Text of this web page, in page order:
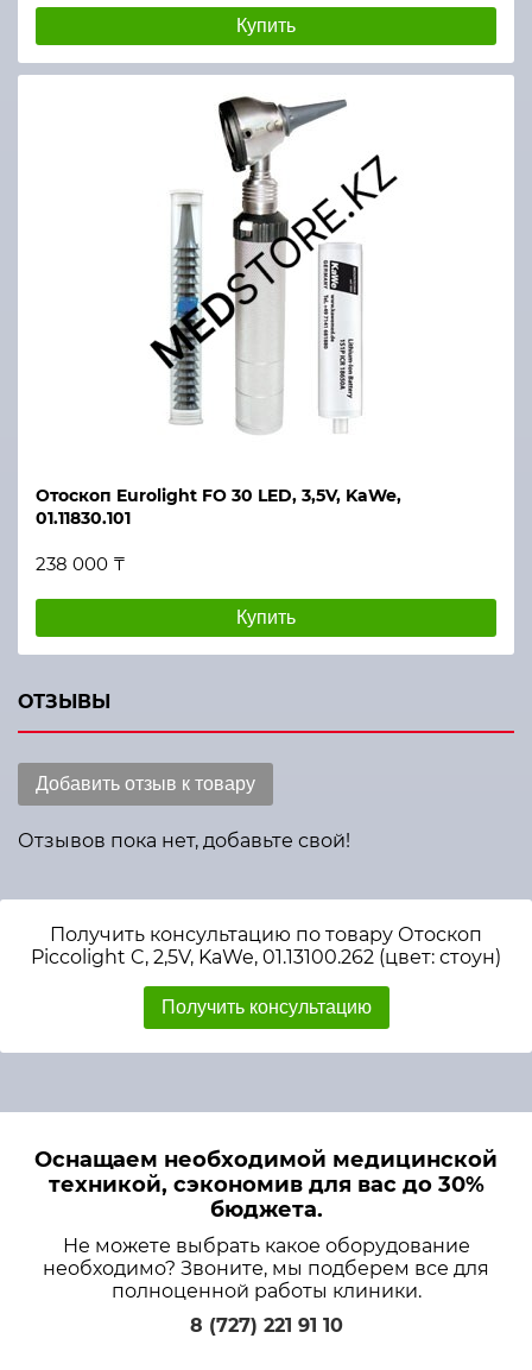
Купить
Отоскоп Eurolight FO 30 LED, 3,5V, KaWe,
01.11830.101
238 000 ₸
Купить
ОТЗЫВЫ
Добавить отзыв к товару
Отзывов пока нет, добавьте свой!
Получить консультацию по товару Отоскоп
Piccolight C, 2,5V, KaWe, 01.13100.262 (цвет: стоун)
Получить консультацию
Оснащаем необходимой медицинской
техникой, сэкономив для вас до 30%
бюджета.
Не можете выбрать какое оборудование
необходимо? Звоните, мы подберем все для
полноценной работы клиники.
8 (727) 221 91 10